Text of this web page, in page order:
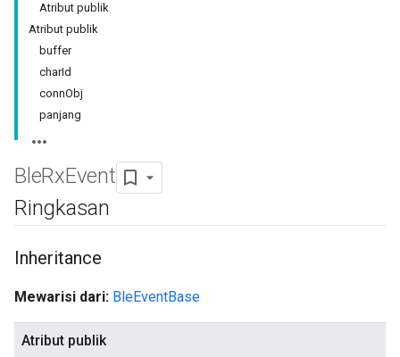
Atribut publik
Atribut publik
buffer
charId
connObj
panjang
BleRxEvent
Ringkasan
Inheritance
Mewarisi dari: BleEventBase
Atribut publik